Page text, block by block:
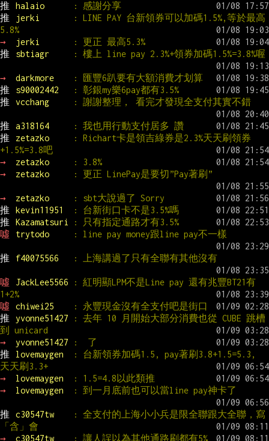
推
halaio
: 感謝分享
推
jerki
: LINE PAY 台新領券可以加碼1.5%,等於最高
5.8%
→
jerki
: 更正 最高5.3%
推
sbtiagr : 樓上 line pay 2.3%+領券加碼1.5%=3.8%喔
→ darkmore
: 匯豐6趴要有大額消費才划算
推
s90002442
: 彰銀my樂6pay都有3.5%
推
vcchang : 謝謝整理， 看完才發現全支付其實不錯
推 a318164
: 我也用行動支付居多 讚
推
zetazko
: Richart卡是領吉綠券是2.3%天天刷領券
+1.5%=3.8吧
→
zetazko
: 3.8%
→
zetazko : 更正 LinePay是要切”Pay著刷”
→ zetazko
: sbt大說過了 Sorry
推
kevin11951
: 台新街口卡不是3.5%嗎
推
Kazamatsuri
: 只有指定通路才有3.5%
噓
trytodo : line pay money跟line pay不一樣
推 f40075566 : 上海講過了只有全聯有其他沒有
噓 JackLee5566
: 紅明顯LPM不是Line pay 還有兆豐BT21有
1+2%
噓
chiwei25
: 永豐現金沒有全支付吧是街口
推
yvonne51427
: 去年 10 月開始大部分消費也從 CUBE 跳槽
到 unicard
→
yvonne51427
:  了
推
lovemaygen
: 台新領券加碼1.5, pay著刷3.8+1.5=5.3,
天天刷3.3+
→
lovemaygen
: 1.5=4.8以此類推
→
lovemaygen : 到一月底前也可以當line pay神卡了
推 c30547tw
: 全支付的上海小小兵是限全聯跟大全聯，寫
「含」會
→
c30547tw
: 讓人誤以為其他通路刷都有5%